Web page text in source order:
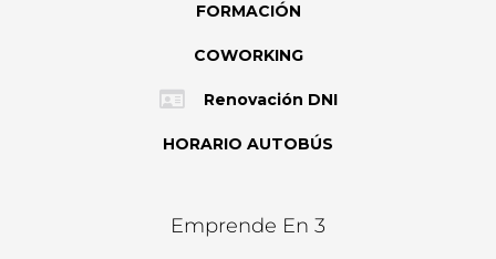
FORMACIÓN
COWORKING
Renovación DNI
HORARIO AUTOBÚS
Emprende En 3